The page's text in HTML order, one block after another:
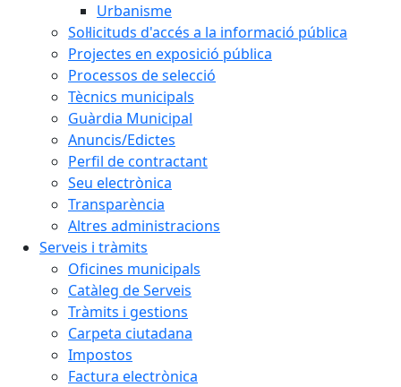
Urbanisme
Sol·licituds d'accés a la informació pública
Projectes en exposició pública
Processos de selecció
Tècnics municipals
Guàrdia Municipal
Anuncis/Edictes
Perfil de contractant
Seu electrònica
Transparència
Altres administracions
Serveis i tràmits
Oficines municipals
Catàleg de Serveis
Tràmits i gestions
Carpeta ciutadana
Impostos
Factura electrònica